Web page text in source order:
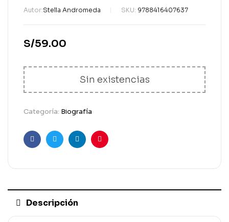
Autor:Stella Andromeda SKU: 9788416407637
S/59.00
Sin existencias
Categoría: Biografía
FacebookGorjeoLinkedInPinterest
Descripción